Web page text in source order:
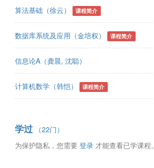
算法基础（徐云） 课程简介
数据库系统及应用（金培权） 课程简介
信息论A（龚晨, 沈聪）
计算机数学（韩恺） 课程简介
学过 （22门）
为保护隐私，您需要 登录 才能查看已学课程。